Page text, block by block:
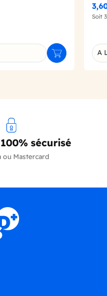
Ajouter au
Soit
A
sécurisé
ou Mastercard